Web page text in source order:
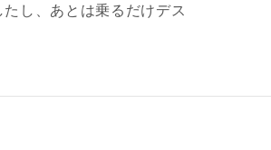
し、あとは乗るだけデス